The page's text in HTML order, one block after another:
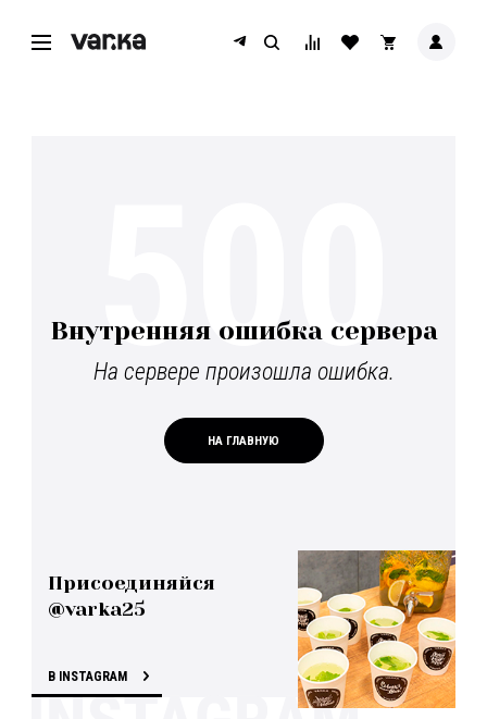
Внутренняя ошибка сервера
На сервере произошла ошибка.
НА ГЛАВНУЮ
500
Присоединяйся
@varka25
В INSTAGRAM